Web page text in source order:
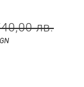
40,00 лв.